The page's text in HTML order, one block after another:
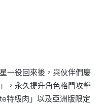
一役回來後，與伙伴們慶
，永久提升角色格鬥攻擊
特級肉」以及亞洲版限定